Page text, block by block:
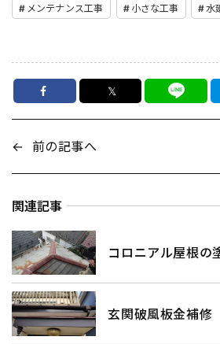
メンテナンス工事 小さな工事 水
𝕏
← 前の記事へ
関連記事
コロニアル屋根
玄関破風板金補